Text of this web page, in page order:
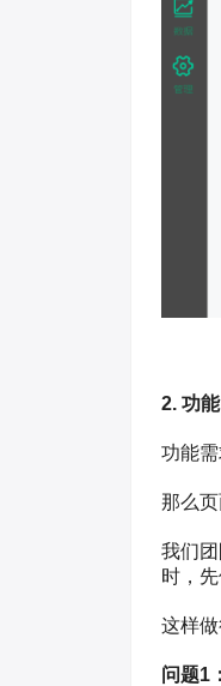
2. 功
功能
那么
我们
时，
这样
问题1